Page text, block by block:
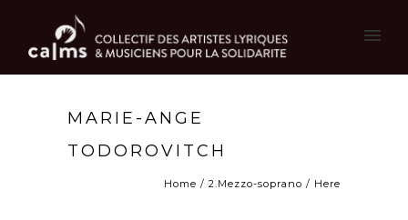
MARIE-ANGE
TODOROVITCH
Home / 2.Mezzo-soprano / Here